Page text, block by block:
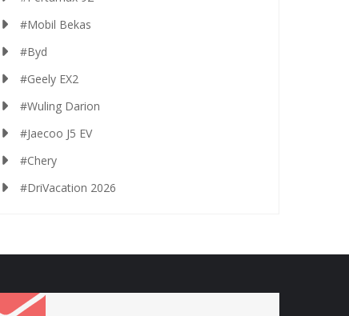
#Mobil Bekas
#Byd
#Geely EX2
#Wuling Darion
#Jaecoo J5 EV
#Chery
#DriVacation 2026